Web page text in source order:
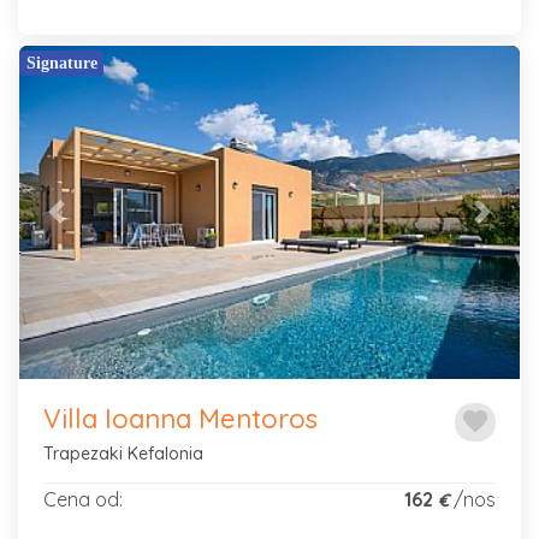
Signature
Previous Next
favorite
Villa Ioanna Mentoros
Trapezaki Kefalonia
Cena od: 162 €/nos